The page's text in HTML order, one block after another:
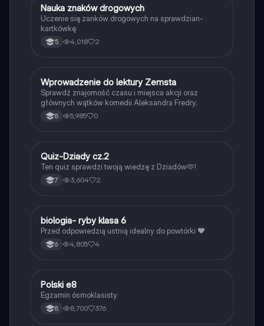
NTechnika
Nauka znaków drogowych
Uczenie się zanków drogowych na sprawdzian-
kartkówkę
5 4,018 2
WJęzyk polski
Wprowadzenie do lektury Zemsta
Sprawdź znajomość czasu i miejsca akcji oraz
głównych wątków komedii Aleksandra Fredry.
8 5,985 0
QJęzyk polski
Quiz-Dziady cz.2
Ten quiz sprawdzi twoją wiedzę z Dziadów🫶!
7 3,604 2
BBiologia
biologia- ryby klasa 6
Przed odpowiedzią ustnią idealny do powtórki ❤️
6 4,805 4
Język polski
Polski e8
Egzamin ósmoklasisty
8 8,700 376